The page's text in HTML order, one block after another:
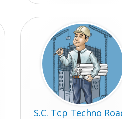
S.C. Top Techno